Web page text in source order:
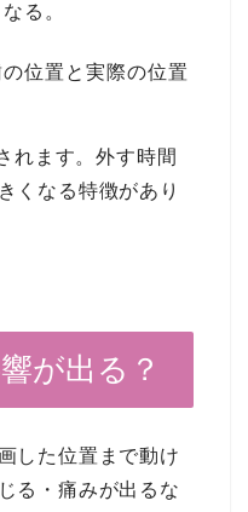
る。
位置と実際の位置
れます。外す時間
くなる特徴があり
が出る？
した位置まで動け
る・痛みが出るな